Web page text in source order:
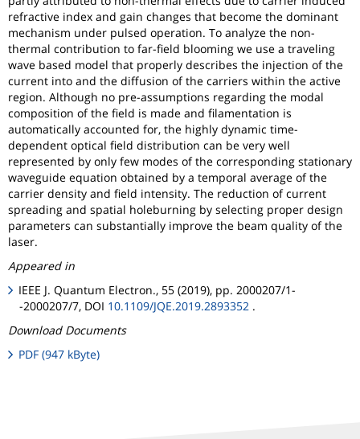
refractive index and gain changes that become the dominant
mechanism under pulsed operation. To analyze the non-
thermal contribution to far-field blooming we use a traveling
wave based model that properly describes the injection of the
current into and the diffusion of the carriers within the active
region. Although no pre-assumptions regarding the modal
composition of the field is made and filamentation is
automatically accounted for, the highly dynamic time-
dependent optical field distribution can be very well
represented by only few modes of the corresponding stationary
waveguide equation obtained by a temporal average of the
carrier density and field intensity. The reduction of current
spreading and spatial holeburning by selecting proper design
parameters can substantially improve the beam quality of the
laser.
Appeared in
IEEE J. Quantum Electron., 55 (2019), pp. 2000207/1-
-2000207/7, DOI 10.1109/JQE.2019.2893352 .
Download Documents
PDF (947 kByte)